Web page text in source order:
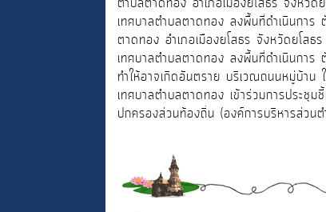
เทศบาลตำบลตาดทอง ลงพื้นที่ดำเนินกา
ตาดทอง อำเภอเมืองยโสธร จังหวัดยโสธร
เทศบาลตำบลตาดทอง ลงพื้นที่ดำเนินกา
ทำให้อาจเกิดอันตราย บริเวณถนนหมู่บ้าน
เทศบาลตำบลตาดทอง เข้าร่วมการประชุ
ปกครองส่วนท้องถิ่น (องค์การบริหารส่วน